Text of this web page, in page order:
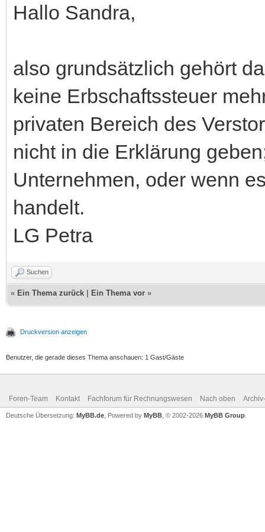
Hallo Sandra,
also grundsätzlich gehört
keine Erbschaftssteuer
privaten Bereich des
nicht in die Erklärung
Unternehmen, oder wenn
handelt.
LG Petra
Suchen
« Ein Thema zurück Ein Thema vor »
Druckversion anzeigen
Benutzer, die gerade dieses Thema anschauen: 1 Gast/Gäste
Foren-Team Kontakt Fachforum für Rechnungswesen Nach oben
Deutsche Übersetzung: MyBB.de , Powered by MyBB , © 2002-2026 MyBB Group